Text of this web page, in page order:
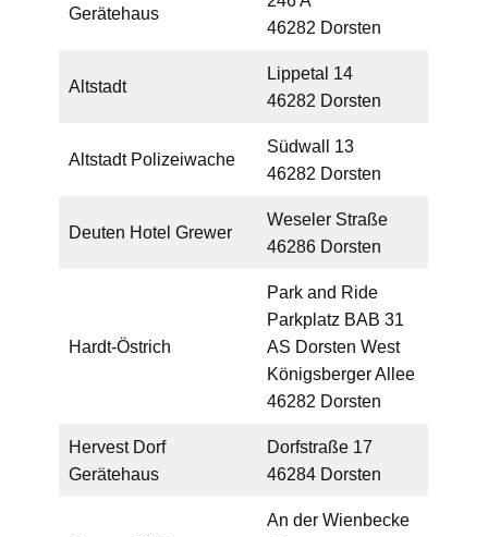
Gerätehaus
46282 Dorsten
Altstadt
Lippetal 14
46282 Dorsten
Altstadt Polizeiwache
Südwall 13
46282 Dorsten
Deuten Hotel Grewer
Weseler Straße
46286 Dorsten
Hardt-Östrich
Park and Ride
Parkplatz BAB 31
AS Dorsten West
Königsberger Allee
46282 Dorsten
Hervest Dorf
Gerätehaus
Dorfstraße 17
46284 Dorsten
An der Wienbecke